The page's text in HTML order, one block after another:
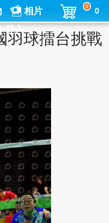
相片
登入
0
0
羽球擂台挑戰